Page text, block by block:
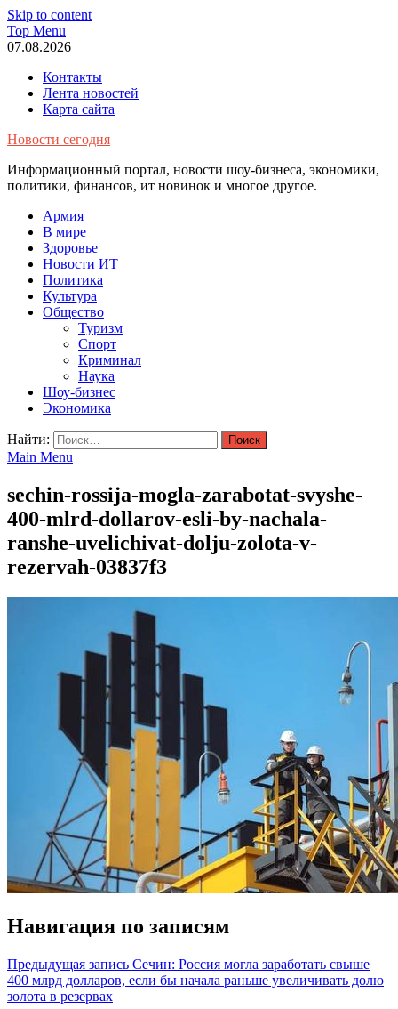
Skip to content
Top Menu
07.08.2026
Контакты
Лента новостей
Карта сайта
Новости сегодня
Информационный портал, новости шоу-бизнеса, экономики,
политики, финансов, ит новинок и многое другое.
Армия
В мире
Здоровье
Новости ИТ
Политика
Культура
Общество
Туризм
Спорт
Криминал
Наука
Шоу-бизнес
Экономика
Найти:
Main Menu
sechin-rossija-mogla-zarabotat-svyshe-
400-mlrd-dollarov-esli-by-nachala-
ranshe-uvelichivat-dolju-zolota-v-
rezervah-03837f3
Навигация по записям
Предыдущая запись Сечин: Россия могла заработать свыше
400 млрд долларов, если бы начала раньше увеличивать долю
золота в резервах